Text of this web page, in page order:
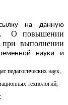
на данную
М.О повышении
выполнении
науки и
педагогических наук,
технологий,